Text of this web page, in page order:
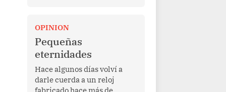
de una vida de esfuerzo y
trabajo, afrontan la vejez en
condiciones de
vulnerabilidad. El anuncio
formulado por la presidenta
de la república, Keiko
Fujimori, de incrementar de
OPINION
Pequeñas
eternidades
Hace algunos días volví a
darle cuerda a un reloj